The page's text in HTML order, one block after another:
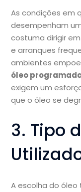
As condições em
desempenham
costuma dirigir
e arranques
ambientes
óleo
exigem um
que o óleo se
3. Tipo
A escolha do